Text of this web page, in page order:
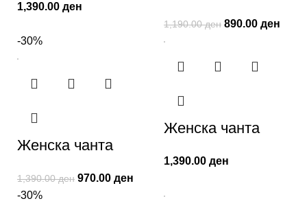
1,390.00 ден
1,190.00ден 890.00 ден
-30%
Женска чанта
1,390.00ден 970.00 ден
Женска чанта
1,390.00 ден
-30%